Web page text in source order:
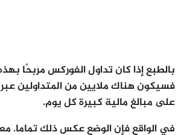
بالطبع إذا كان تداول الفوركس مربحًا
فسيكون هناك ملايين من المتداولين
على مبالغ مالية كبيرة كل يوم.
في الواقع فإن الوضع عكس ذلك تماما.